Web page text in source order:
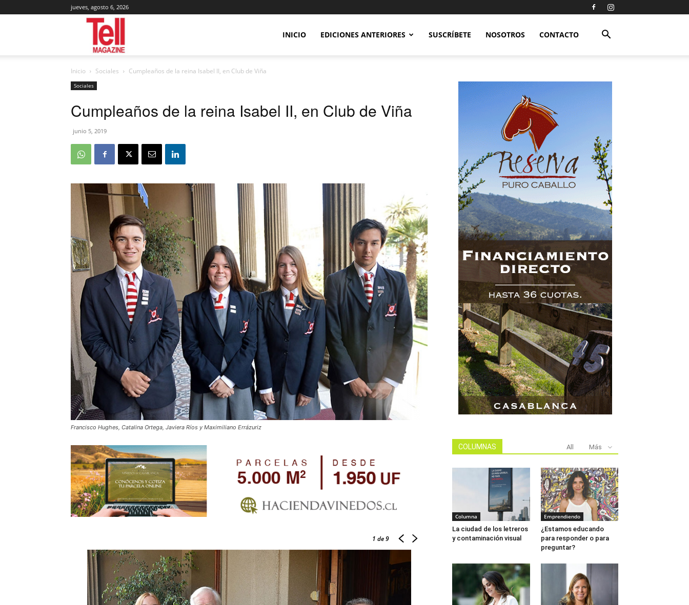
jueves, agosto 6, 2026
Magazine
INICIO EDICIONES ANTERIORES SUSCRÍBETE NOSOTROS CONTACTO
Inicio Sociales Cumpleaños de la reina Isabel II, en Club de Viña
Sociales
Cumpleaños de la reina Isabel II, en Club de Viña
junio 5, 2019
Francisco Hughes, Catalina Ortega, Javiera Ríos y Maximiliano Errázuriz
1 de 9
COLUMNAS All Más
Columna
La ciudad de los letreros
y contaminación visual
Emprendiendo
¿Estamos educando
para responder o para
preguntar?